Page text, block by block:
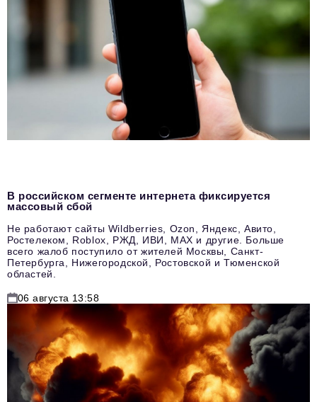
В российском сегменте интернета фиксируется
массовый сбой
Не работают сайты Wildberries, Ozon, Яндекс, Авито,
Ростелеком, Roblox, РЖД, ИВИ, MAX и другие. Больше
всего жалоб поступило от жителей Москвы, Санкт-
Петербурга, Нижегородской, Ростовской и Тюменской
областей.
06 августа 13:58